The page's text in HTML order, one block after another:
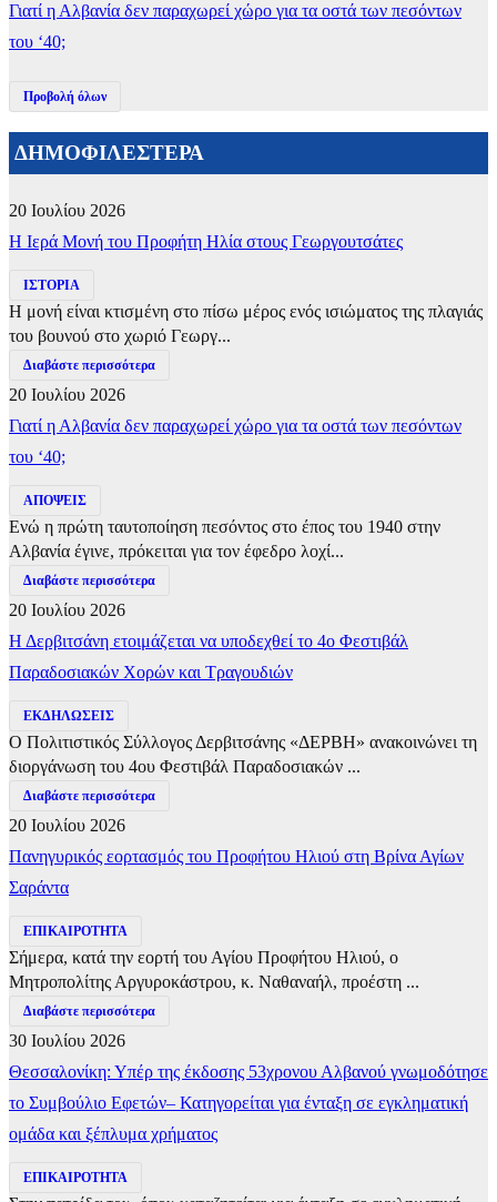
Γιατί η Αλβανία δεν παραχωρεί χώρο για τα οστά των πεσόντων
του ‘40;
Προβολή όλων
ΔΗΜΟΦΙΛΕΣΤΕΡΑ
20 Ιουλίου 2026
​Η Ιερά Μονή του Προφήτη Ηλία στους Γεωργουτσάτες
ΙΣΤΟΡΙΑ
Η μονή είναι κτισμένη στο πίσω μέρος ενός ισιώματος της πλαγιάς
του βουνού στο χωριό Γεωργ...
Διαβάστε περισσότερα
20 Ιουλίου 2026
Γιατί η Αλβανία δεν παραχωρεί χώρο για τα οστά των πεσόντων
του ‘40;
ΑΠΟΨΕΙΣ
Ενώ η πρώτη ταυτοποίηση πεσόντος στο έπος του 1940 στην
Αλβανία έγινε, πρόκειται για τον έφεδρο λοχί...
Διαβάστε περισσότερα
20 Ιουλίου 2026
Η Δερβιτσάνη ετοιμάζεται να υποδεχθεί το 4ο Φεστιβάλ
Παραδοσιακών Χορών και Τραγουδιών
ΕΚΔΗΛΩΣΕΙΣ
Ο Πολιτιστικός Σύλλογος Δερβιτσάνης «ΔΕΡΒΗ» ανακοινώνει τη
διοργάνωση του 4ου Φεστιβάλ Παραδοσιακών ...
Διαβάστε περισσότερα
20 Ιουλίου 2026
Πανηγυρικός εορτασμός του Προφήτου Ηλιού στη Βρίνα Αγίων
Σαράντα
ΕΠΙΚΑΙΡΟΤΗΤΑ
Σήμερα, κατά την εορτή του Αγίου Προφήτου Ηλιού, ο
Μητροπολίτης Αργυροκάστρου, κ. Ναθαναήλ, προέστη ...
Διαβάστε περισσότερα
30 Ιουλίου 2026
Θεσσαλονίκη: Υπέρ της έκδοσης 53χρονου Αλβανού γνωμοδότησε
το Συμβούλιο Εφετών– Κατηγορείται για ένταξη σε εγκληματική
ομάδα και ξέπλυμα χρήματος
ΕΠΙΚΑΙΡΟΤΗΤΑ